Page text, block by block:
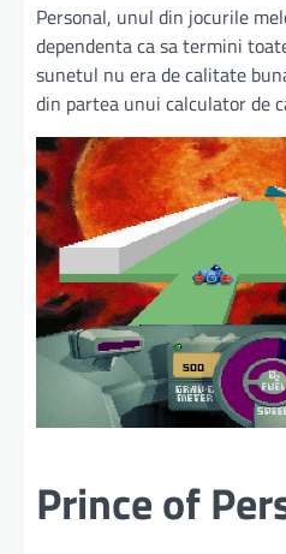
Personal, unul din jocurile
dependenta ca sa termini
sunetul nu era de calitate
din partea unui calculator de
Prince of